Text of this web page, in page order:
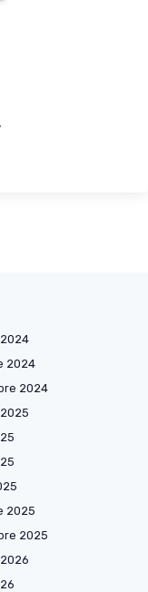
2024
2024
2025
2025